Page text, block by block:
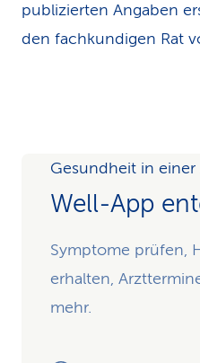
publizierten Angaben
den fachkundigen Rat
Gesundheit in einer
Well-App
Symptome prüfen,
erhalten,
mehr.